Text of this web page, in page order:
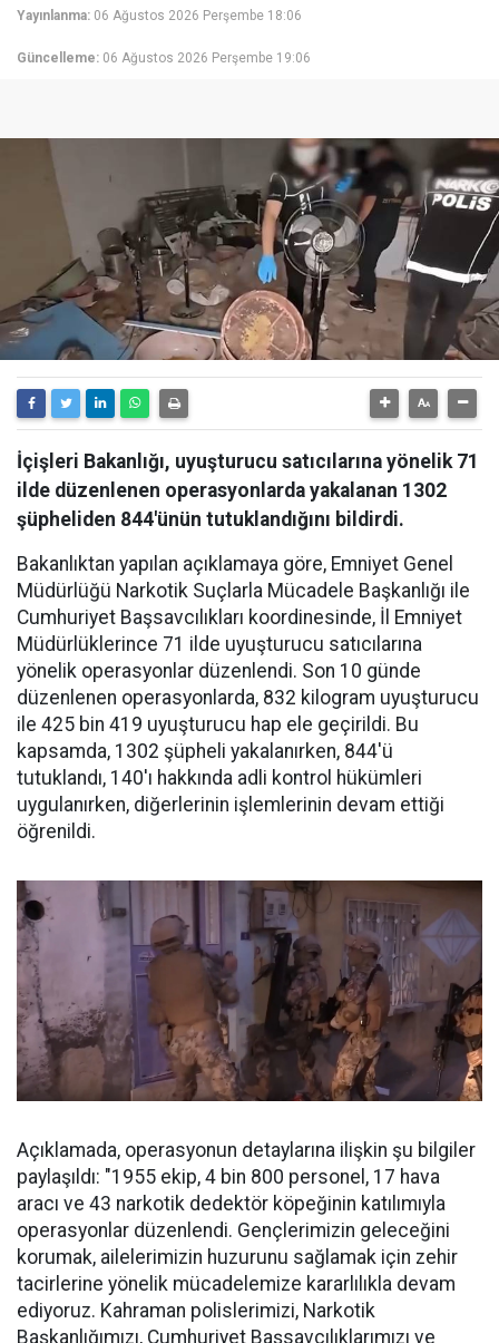
Yayınlanma: 06 Ağustos 2026 Perşembe 18:06
Güncelleme: 06 Ağustos 2026 Perşembe 19:06
İçişleri Bakanlığı, uyuşturucu satıcılarına yönelik 71
ilde düzenlenen operasyonlarda yakalanan 1302
şüpheliden 844'ünün tutuklandığını bildirdi.
Bakanlıktan yapılan açıklamaya göre, Emniyet Genel
Müdürlüğü Narkotik Suçlarla Mücadele Başkanlığı ile
Cumhuriyet Başsavcılıkları koordinesinde, İl Emniyet
Müdürlüklerince 71 ilde uyuşturucu satıcılarına
yönelik operasyonlar düzenlendi. Son 10 günde
düzenlenen operasyonlarda, 832 kilogram uyuşturucu
ile 425 bin 419 uyuşturucu hap ele geçirildi. Bu
kapsamda, 1302 şüpheli yakalanırken, 844'ü
tutuklandı, 140'ı hakkında adli kontrol hükümleri
uygulanırken, diğerlerinin işlemlerinin devam ettiği
öğrenildi.
Açıklamada, operasyonun detaylarına ilişkin şu bilgiler
paylaşıldı: "1955 ekip, 4 bin 800 personel, 17 hava
aracı ve 43 narkotik dedektör köpeğinin katılımıyla
operasyonlar düzenlendi. Gençlerimizin geleceğini
korumak, ailelerimizin huzurunu sağlamak için zehir
tacirlerine yönelik mücadelemize kararlılıkla devam
ediyoruz. Kahraman polislerimizi, Narkotik
Başkanlığımızı, Cumhuriyet Başsavcılıklarımızı ve